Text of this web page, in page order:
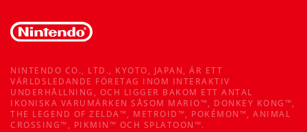
NINTENDO CO., LTD., KYOTO, JAPAN, ÄR ETT
VÄRLDSLEDANDE FÖRETAG INOM INTERAKTIV
UNDERHÅLLNING, OCH LIGGER BAKOM ETT ANTAL
IKONISKA VARUMÄRKEN SÅSOM MARIO™, DONKEY KONG™,
THE LEGEND OF ZELDA™, METROID™, POKÉMON™, ANIMAL
CROSSING™, PIKMIN™ OCH SPLATOON™.